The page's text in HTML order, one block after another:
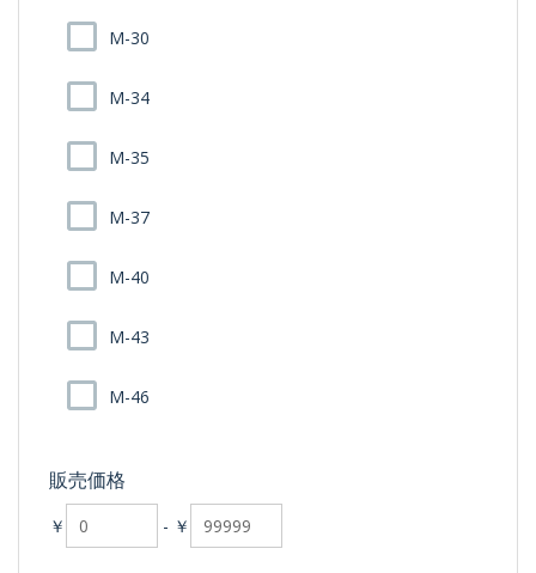
M-30
M-34
M-35
M-37
M-40
M-43
M-46
販売価格
￥ - ￥